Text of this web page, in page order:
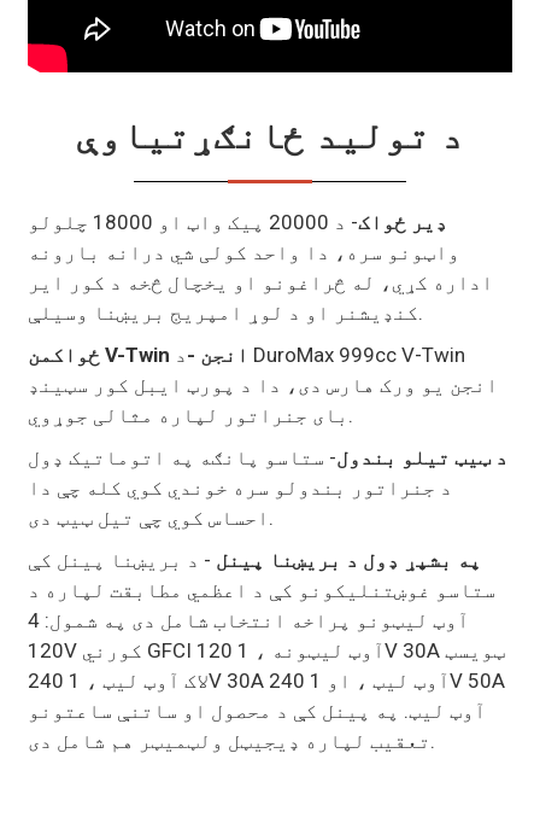
د تولید ځانګړتیاوې
ډیر ځواک
- د 20000 پیک واټ او 18000 چلولو
واټونو سره، دا واحد کولی شي درانه بارونه
اداره کړي، له څراغونو او یخچال څخه د کور ایر
کنډیشنر او د لوړ امپریج بریښنا وسیلې.
ځواکمن V-Twin انجن -د DuroMax 999cc V-Twin
انجن یو ورک هارس دی، دا د پورټ ایبل کور سټینډ
بای جنراتور لپاره مثالی جوړوي.
د ټیټ تیلو بندول- ستاسو پانګه په اتوماتيک ډول
د جنراتور بندولو سره خوندي کوي کله چې دا
احساس کوي چې تیل ټیټ دی.
په بشپړ ډول د بریښنا پینل - د بریښنا پینل کې
ستاسو غوښتنلیکونو کې د اعظمي مطابقت لپاره د
آوټ لیټونو پراخه انتخاب شامل دی په شمول: 4
120V کورني GFCI آوټ لیټونه ، 1 120V 30A ټویسټ
لاک آوټ لیټ ، 1 240V 30A آوټ لیټ ، او 1 240V 50A
آوټ لیټ. په پینل کې د محصول او ساتنې ساعتونو
تعقیب لپاره ډیجیټل ولټمیټر هم شامل دی.